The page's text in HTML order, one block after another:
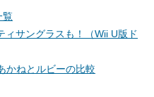
覧
ィサングラスも！（Wii U版ド
かねとルビーの比較